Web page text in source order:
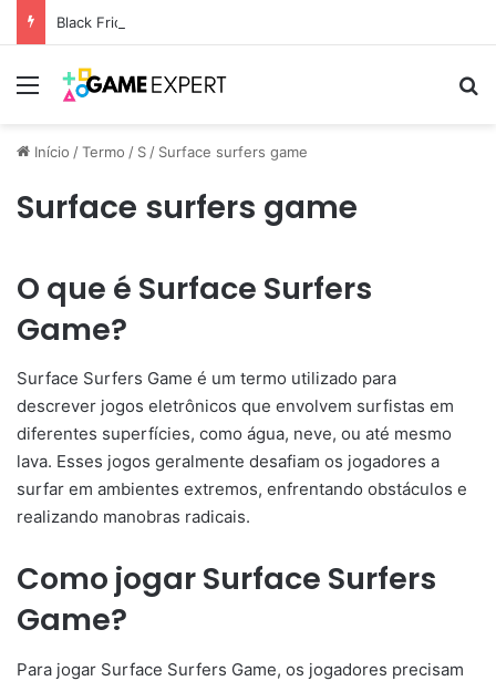
Black Friday: descontos incríveis em eletrônicos
Menu
Início /Termo / S / Surface surfers game
Surface surfers game
O que é Surface Surfers
Game?
Surface Surfers Game é um termo utilizado para
descrever jogos eletrônicos que envolvem surfistas em
diferentes superfícies, como água, neve, ou até mesmo
lava. Esses jogos geralmente desafiam os jogadores a
surfar em ambientes extremos, enfrentando obstáculos e
realizando manobras radicais.
Como jogar Surface Surfers
Game?
Para jogar Surface Surfers Game, os jogadores precisam